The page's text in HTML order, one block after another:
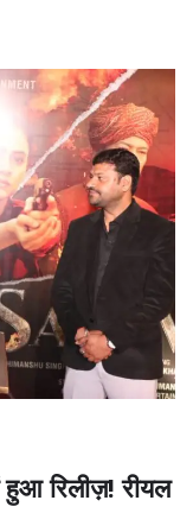
हुआ रिलीज़! रीयल